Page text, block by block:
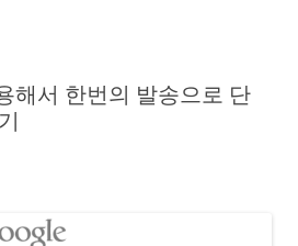
해서 한번의 발송으로 단